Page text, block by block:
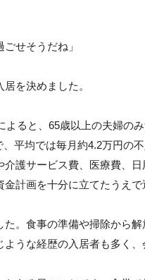
せそうだね」
を決めました。
よると、65歳以上の夫婦の
平均では毎月約4.2万円の
護サービス費、医療費、日
計画を十分に立てたうえで
た。食事の準備や掃除から
うな経歴の入居者も多く、